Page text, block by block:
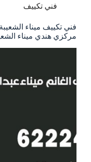
فني تكييف
مركزي هندي ميناء